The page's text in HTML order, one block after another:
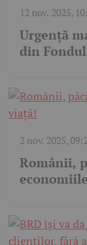
12 nov. 2025,
Urgență
din
2 nov. 2025,
Românii,